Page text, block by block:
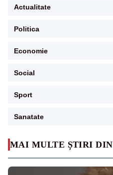
MAI MULTE ȘTIRI DIN
Actualitate
Politica
Economie
Social
Sport
Sanatate